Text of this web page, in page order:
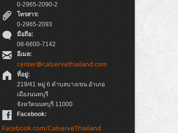
0-2965-2090-2
โทรสาร:
0-2965-2093
มือถือ:
08-6600-7142
อีเมล:
center@calservethailand.com
ที่อยู่:
219/41 หมู่ 6 ตำบลบางเขน อำเภอ
เมืองนนทบุรี
จังหวัดนนทบุรี 11000
Facebook:
Facebook.com/CalserveThailand